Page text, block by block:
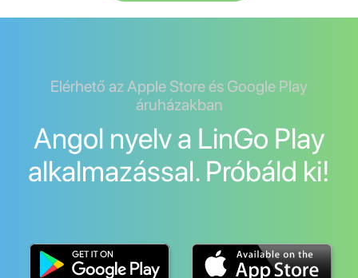
Elérhető az Apple Store és Google Play
áruházakban
Angol nyelv a LinGo Play
alkalmazással. Próbáld ki!